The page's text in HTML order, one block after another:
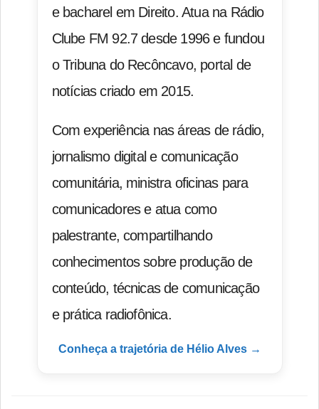
e bacharel em Direito. Atua na Rádio
Clube FM 92.7 desde 1996 e fundou
o Tribuna do Recôncavo, portal de
notícias criado em 2015.
Com experiência nas áreas de rádio,
jornalismo digital e comunicação
comunitária, ministra oficinas para
comunicadores e atua como
palestrante, compartilhando
conhecimentos sobre produção de
conteúdo, técnicas de comunicação
e prática radiofônica.
Conheça a trajetória de Hélio Alves →